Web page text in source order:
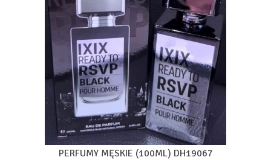
PERFUMY MĘSKIE (100ML) DH19067